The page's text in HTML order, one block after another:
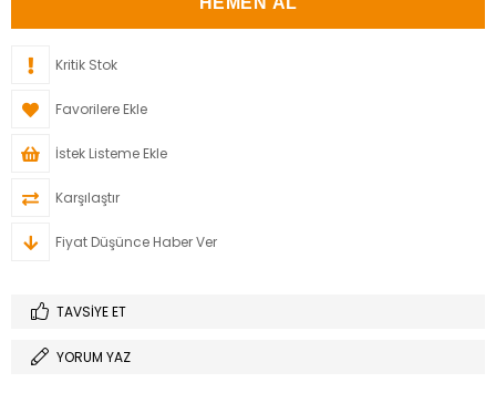
Kritik Stok
Favorilere Ekle
İstek Listeme Ekle
Karşılaştır
Fiyat Düşünce Haber Ver
TAVSIYE ET
YORUM YAZ